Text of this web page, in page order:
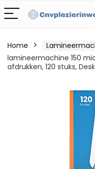
Home
lamineermachine 150
afdrukken, 120 stuks,